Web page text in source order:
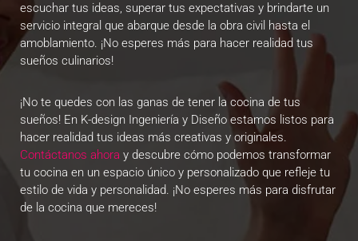
escuchar tus ideas, superar tus expectativas y brindarte un
servicio integral que abarque desde la obra civil hasta el
amoblamiento. ¡No esperes más para hacer realidad tus
sueños culinarios!
¡No te quedes con las ganas de tener la cocina de tus
sueños! En K-design Ingeniería y Diseño estamos listos para
hacer realidad tus ideas más creativas y originales.
Contáctanos ahora y descubre cómo podemos transformar
tu cocina en un espacio único y personalizado que refleje tu
estilo de vida y personalidad. ¡No esperes más para disfrutar
de la cocina que mereces!